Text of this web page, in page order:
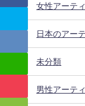
女性アーテ
日本のアー
未分類
男性アーテ